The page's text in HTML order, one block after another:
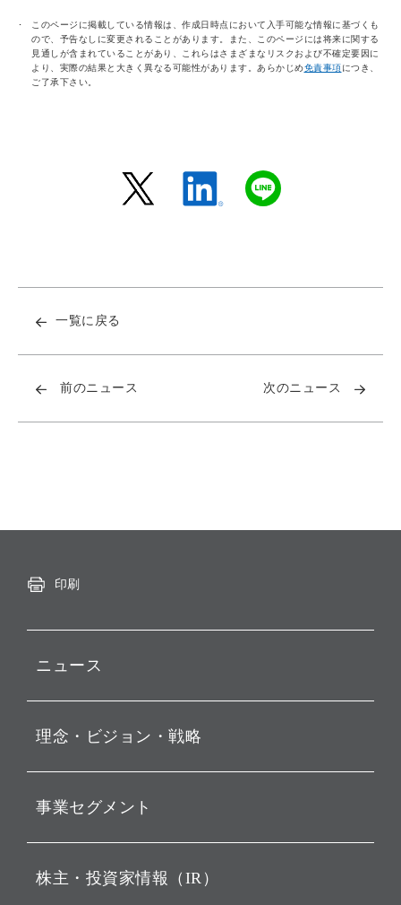
このページに掲載している情報は、作成日時点において入手可能な情報に基づくも
ので、予告なしに変更されることがあります。また、このページには将来に関する
見通しが含まれていることがあり、これらはさまざまなリスクおよび不確定要因に
より、実際の結果と大きく異なる可能性があります。あらかじめ免責事項につき、
ご了承下さい。
一覧に戻る
前のニュース 次のニュース
印刷
ニュース
お知らせ
動画配信
理念・ビジョン・戦略
経営理念
ビジョン
戦略
事業セグメント
ソフトバンク・ビジョン・
株主・投資家情報（IR）